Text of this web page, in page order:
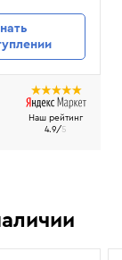
Наш рейтинг
4.9/5